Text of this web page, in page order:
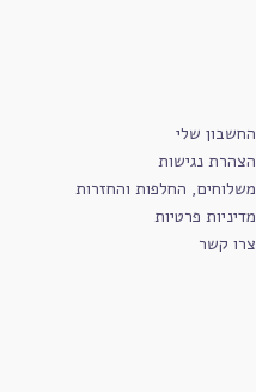
החשבון שלי
הצהרת נגישות
משלוחים, החלפות והחזרות
מדיניות פרטיות
צרו קשר